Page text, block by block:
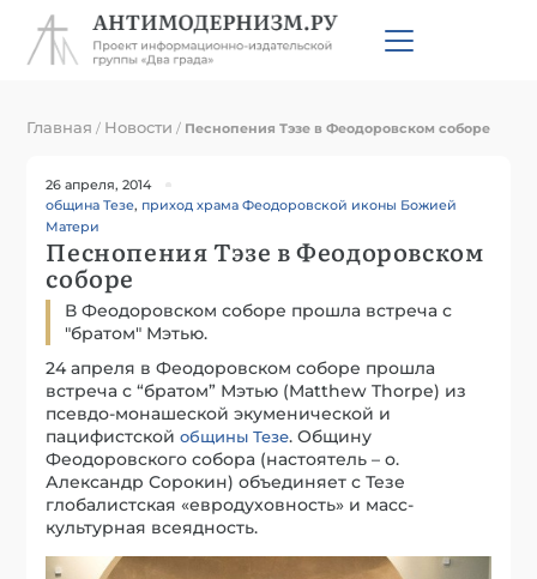
Главная / Новости / Песнопения Тэзе в Феодоровском соборе
26 апреля, 2014
община Тезе, приход храма Феодоровской иконы Божией
Матери
Песнопения Тэзе в Феодоровском
соборе
В Феодоровском соборе прошла встреча с
"братом" Мэтью.
24 апреля в Феодоровском соборе прошла
встреча с “братом” Мэтью (Matthew Thorpe) из
псевдо-монашеской экуменической и
пацифистскойобщины Тезе. Общину
Феодоровского собора (настоятель – о.
Александр Сорокин) объединяет с Тезе
глобалистская «евродуховность» и масс-
культурная всеядность.